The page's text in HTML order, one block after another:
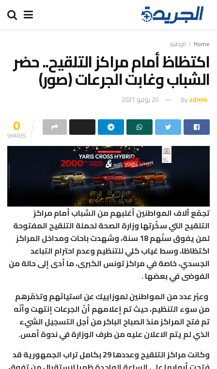
Home الوطنية
اكتظاظ أمام مراكز التلقيح.. حضر
الشباب وغابت الجرعات (صور)
byadmin 20 يوليو 2021
0
SHARES
تجمّع آلاف المواطنين أغلبهم من الشباب أمام مراكز
التلقيح التي سخّرتها وزارة الصحة لحملة التلقيح المفتوحة
لمن يفوق سنّهم 18 سنة، وشهدت باحات ومداخل المراكز
اكتظاظا، وسط غياب كلي للتنظيم وعدم احترام التباعد
الجسدي، خاصة في مراكز تونس الكبرى، ما أدى إلى حالة من
الفوضى في بعضها .
وعبّر عدد من المواطنين لموزاييك عن استيائهم وتذمّرهم
من سوء التنظيم، حيث تم إعلامهم أنّ الجرعات إنتهت وأنّه
تم فتح المراكز منذ الصباح الباكر من أجل التسجيل الشيء
الذي لم يتم الاعلان عليه من طرف الوزارة في ندوة أمس.
وكانت مراكز التلقيح وعددها 29 بكامل تراب الجمهورية قد